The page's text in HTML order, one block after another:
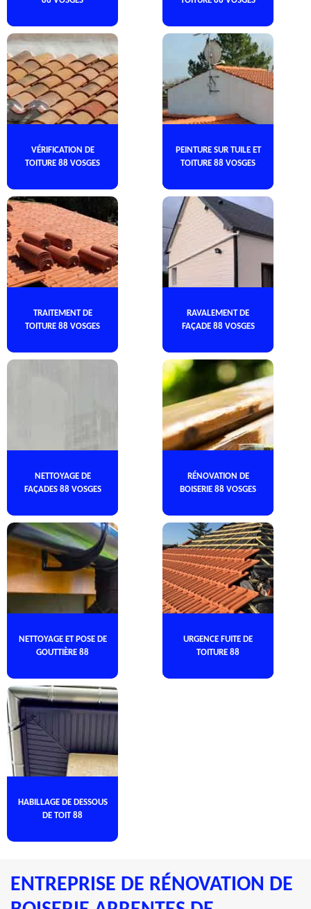
VÉRIFICATION DE
TOITURE 88 VOSGES
PEINTURE SUR TUILE ET
TOITURE 88 VOSGES
TRAITEMENT DE
TOITURE 88 VOSGES
RAVALEMENT DE
FAÇADE 88 VOSGES
NETTOYAGE DE
FAÇADES 88 VOSGES
RÉNOVATION DE
BOISERIE 88 VOSGES
NETTOYAGE ET POSE DE
GOUTTIÈRE 88
URGENCE FUITE DE
TOITURE 88
HABILLAGE DE DESSOUS
DE TOIT 88
ENTREPRISE DE RÉNOVATION DE